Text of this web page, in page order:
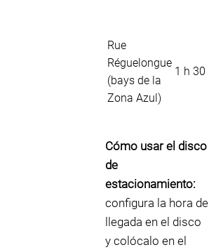
Rue
Réguelongue
(bays de la
Zona Azul)
1 h 30
Cómo usar el disco
de
estacionamiento:
configura la hora de
llegada en el disco
y colócalo en el